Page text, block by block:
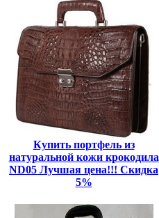
Купить портфель из
натуральной кожи крокодила
ND05 Лучшая цена!!! Скидка
5%